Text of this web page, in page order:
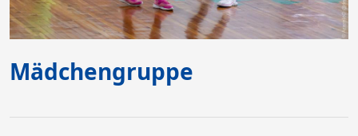
Mädchengruppe